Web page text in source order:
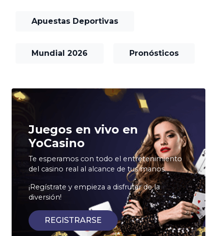
Apuestas Deportivas
Mundial 2026 Pronósticos
Juegos en vivo en
YoCasino
Te esperamos con todo el entretenimiento
del casino real al alcance de tus manos.
¡Regístrate y empieza a disfrutar de la
diversión!
REGISTRARSE